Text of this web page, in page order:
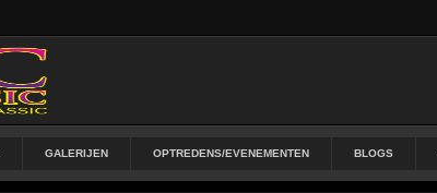
GALERIJEN OPTREDENS/EVENEMENTEN BLOGS